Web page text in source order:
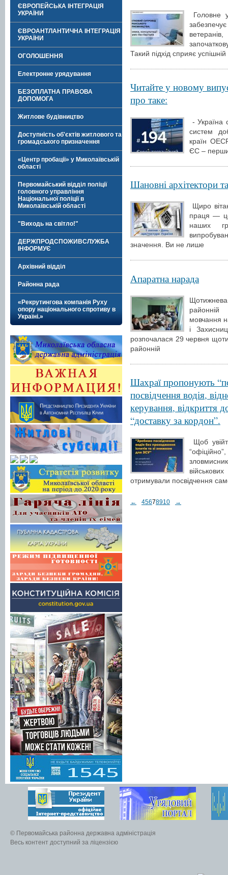
ЄВРОПЕЙСЬКА ІНТЕГРАЦІЯ
УКРАЇНИ
ЄВРОАНТЛАНТИЧНА ІНТЕГРАЦІЯ
УКРАЇНИ
ОГОЛОШЕННЯ
Електронне урядування
БЕЗОПЛАТНА ПРАВОВА
ДОПОМОГА
Житлове будівництво
Доступність об'єктів житлового та
громадського призначення
«Центр пробації» у Миколаївській
області
Первомайський відділ поліції
головного управління
Національної поліції в
Миколаївській області
"Виходь на світло!"
ДЕРЖПРОДСПОЖИВСЛУЖБА
ІНФОРМУЄ
Архівний відділ
Районна рада
«Рекрутингова компанія Руху
опору національного спротиву в
Україні.»
Головне
Такий підхід сприяє
Читайте у новому
про таке:
- Україна
систем
країн
ЄС –
Шановні архітектори
Щиро
праця —
наших
значення. Ви не лише
Апаратна нарада
районній
мовчання
і
розпочалася 29 червня
районній
Шахраї пропонують
посвідчення водія,
керування, відкриття
“доставку за кордон”.
Щоб
отримували посвідчення
← 45678910 →
© Первомайська районна державна адміністрація
Весь контент доступний за ліцензією